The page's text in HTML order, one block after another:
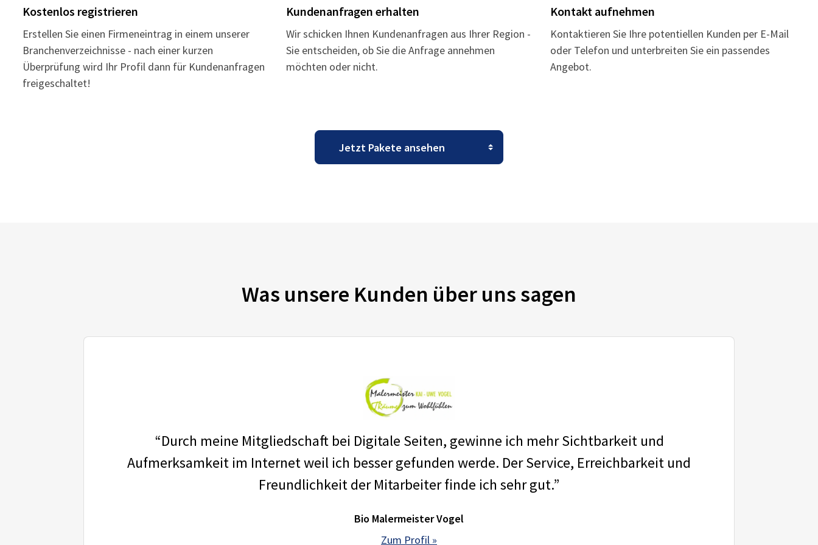
Kostenlos registrieren
Erstellen Sie einen Firmeneintrag in einem unserer
Branchenverzeichnisse - nach einer kurzen
Überprüfung wird Ihr Profil dann für Kundenanfragen
freigeschaltet!
Kundenanfragen erhalten
Wir schicken Ihnen Kundenanfragen aus Ihrer Region -
Sie entscheiden, ob Sie die Anfrage annehmen
möchten oder nicht.
Kontakt aufnehmen
Kontaktieren Sie Ihre potentiellen Kunden per E-Mail
oder Telefon und unterbreiten Sie ein passendes
Angebot.
Was unsere Kunden über uns sagen
“Durch meine Mitgliedschaft bei Digitale Seiten, gewinne ich mehr Sichtbarkeit und
Aufmerksamkeit im Internet weil ich besser gefunden werde. Der Service, Erreichbarkeit und
Freundlichkeit der Mitarbeiter finde ich sehr gut.”
Bio Malermeister Vogel
Zum Profil »